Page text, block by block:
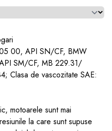
00, API SN/CF, BMW
SM/CF, MB 229.31/
Clasa de vascozitate SAE:
motoarele sunt mai
la care sunt supuse